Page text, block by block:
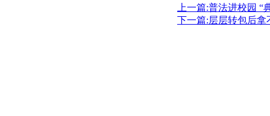
上一篇:普法进校园 “
下一篇:层层转包后